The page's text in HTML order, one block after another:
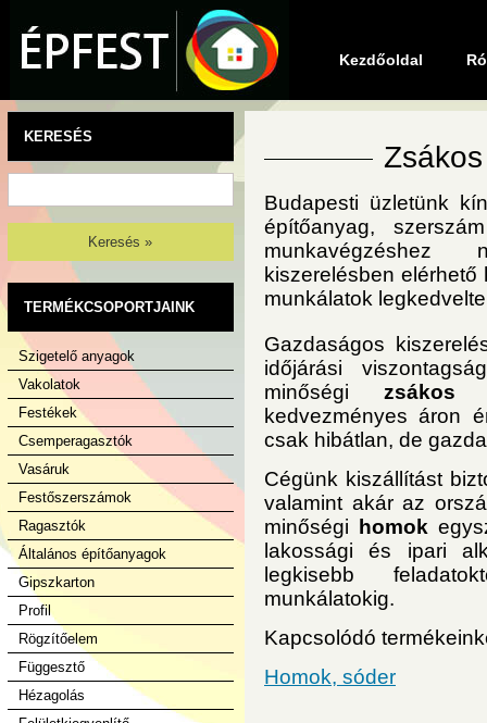
Kezdőoldal
KERESÉS
Keresés »
TERMÉKCSOPORTJAINK
Szigetelő anyagok
Vakolatok
Festékek
Csemperagasztók
Vasáruk
Festőszerszámok
Ragasztók
Általános építőanyagok
Gipszkarton
Profil
Rögzítőelem
Függesztő
Hézagolás
Budapesti üzletünk
építőanyag,
munkavégzéshez
kiszerelésben elérhető
munkálatok
Gazdaságos
időjárási
minőségi zsákos
kedvezményes áron
csak hibátlan, de
Cégünk kiszállítást
valamint akár az
minőségi
homok
lakossági és ipari
legkisebb
munkálatokig.
Kapcsolódó
Homok, sóder